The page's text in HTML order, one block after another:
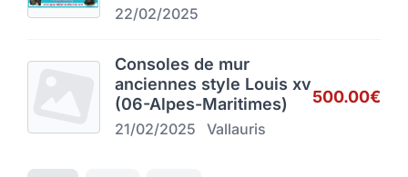
22/02/2025
Consoles de mur
anciennes style Louis xv
(06-Alpes-Maritimes)
21/02/2025 Vallauris
500.00€